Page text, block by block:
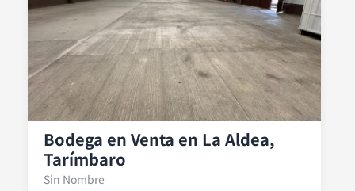
Bodega en Venta en La Aldea,
Tarímbaro
Sin Nombre